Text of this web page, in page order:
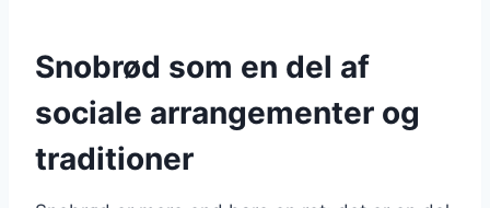
Snobrød som en del af
sociale arrangementer og
traditioner